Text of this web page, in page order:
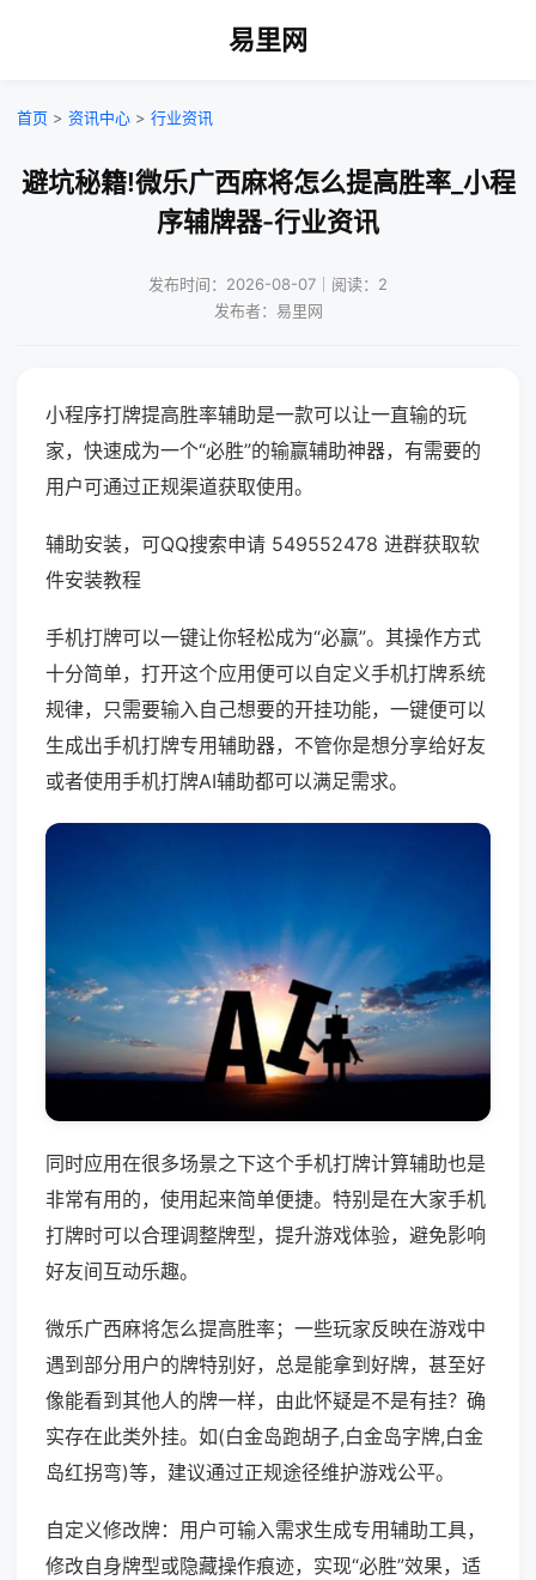
易里网
首页 > 资讯中心 > 行业资讯
避坑秘籍!微乐广西麻将怎么提高胜率_小程
序辅牌器-行业资讯
发布时间：2026-08-07｜阅读：2
发布者：易里网
小程序打牌提高胜率辅助是一款可以让一直输的玩
家，快速成为一个“必胜”的输赢辅助神器，有需要的
用户可通过正规渠道获取使用。
辅助安装，可QQ搜索申请 549552478 进群获取软
件安装教程
手机打牌可以一键让你轻松成为“必赢”。其操作方式
十分简单，打开这个应用便可以自定义手机打牌系统
规律，只需要输入自己想要的开挂功能，一键便可以
生成出手机打牌专用辅助器，不管你是想分享给好友
或者使用手机打牌AI辅助都可以满足需求。
同时应用在很多场景之下这个手机打牌计算辅助也是
非常有用的，使用起来简单便捷。特别是在大家手机
打牌时可以合理调整牌型，提升游戏体验，避免影响
好友间互动乐趣。
微乐广西麻将怎么提高胜率；一些玩家反映在游戏中
遇到部分用户的牌特别好，总是能拿到好牌，甚至好
像能看到其他人的牌一样，由此怀疑是不是有挂？确
实存在此类外挂。如(白金岛跑胡子,白金岛字牌,白金
岛红拐弯)等，建议通过正规途径维护游戏公平。
自定义修改牌：用户可输入需求生成专用辅助工具，
修改自身牌型或隐藏操作痕迹，实现“必胜”效果，适